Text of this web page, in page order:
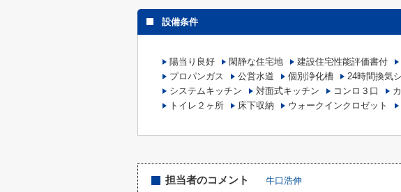
設備条件
陽当り良好 閑静な住宅地 建設住宅性能評価書付
プロパンガス
公営水道 個別浄化槽 24時間換気
システムキッチン
対面式キッチン コンロ３口
トイレ２ヶ所
床下収納 ウォークインクロゼット
担当者のコメント 牛口浩伸